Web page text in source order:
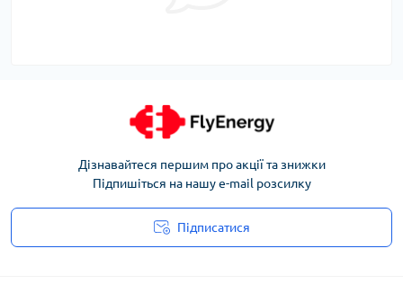
Дізнавайтеся першим про акції та знижки
Підпишіться на нашу e-mail розсилку
Підписатися